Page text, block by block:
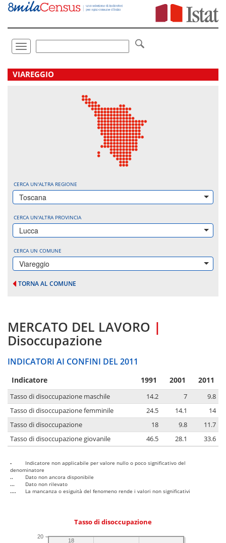
Vai
direttamente
Toggle
navigation
.
VIAREGGIO
CERCA UN'ALTRA REGIONE
Toscana
CERCA UN'ALTRA PROVINCIA
Lucca
CERCA UN COMUNE
Viareggio
TORNA AL COMUNE
MERCATO DEL LAVORO |
Disoccupazione
INDICATORI AI CONFINI DEL 2011
Indicatore 1991 2001 2011
Tasso di disoccupazione maschile 14.2 7
9.8
Tasso di disoccupazione femminile
24.5 14.1
14
Tasso di disoccupazione
18 9.8
11.7
Tasso di disoccupazione giovanile
46.5 28.1 33.6
-
Indicatore non applicabile per valore nullo o poco significativo del
denominatore
..
Dato non ancora disponibile
...
Dato non rilevato
....
La mancanza o esiguità del fenomeno rende i valori non significativi
Tasso di disoccupazione
20
18